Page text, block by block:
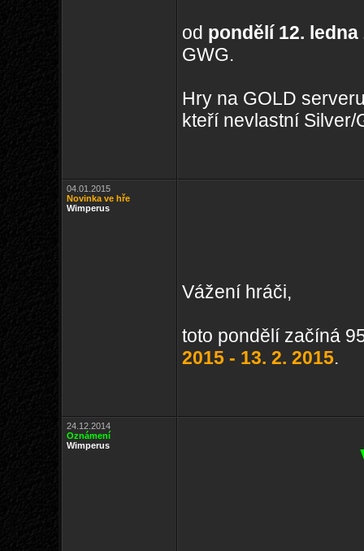
od pondělí 12. ledna
GWG.
Hry na GOLD
kteří nevlastní Silver/
04.01.2015
Novinka ve hře
Wimperus
Vážení hráči,
toto pondělí začíná
2015 - 13. 2. 2015.
24.12.2014
Oznámení
Wimperus